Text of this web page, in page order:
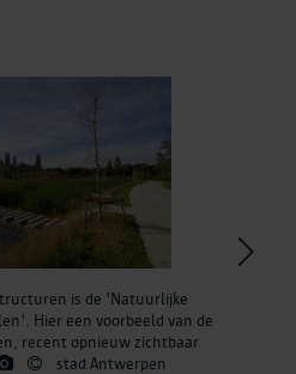
is de 'Natuurlijke
Hier een voorbeeld van de
recent opnieuw zichtbaar
stad Antwerpen
>